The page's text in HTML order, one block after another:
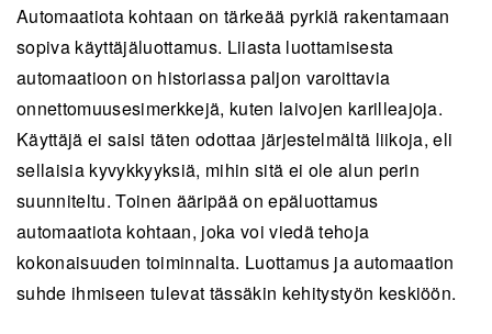
Automaatiota kohtaan on tärkeää pyrkiä rakentamaan
sopiva käyttäjäluottamus. Liiasta luottamisesta
automaatioon on historiassa paljon varoittavia
onnettomuusesimerkkejä, kuten laivojen karilleajoja.
Käyttäjä ei saisi täten odottaa järjestelmältä liikoja, eli
sellaisia kyvykkyyksiä, mihin sitä ei ole alun perin
suunniteltu. Toinen ääripää on epäluottamus
automaatiota kohtaan, joka voi viedä tehoja
kokonaisuuden toiminnalta. Luottamus ja automaation
suhde ihmiseen tulevat tässäkin kehitystyön keskiöön.